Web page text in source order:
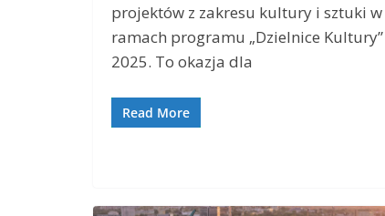
projektów z zakresu kultury i sztuki w
ramach programu „Dzielnice Kultury”
2025. To okazja dla
Read More